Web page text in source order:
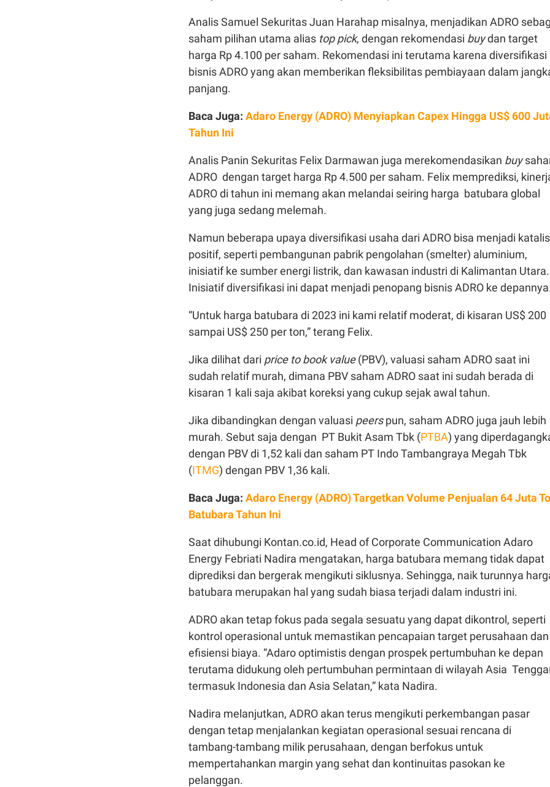
Analis Samuel Sekuritas Juan Harahap misalnya, menjadikan ADRO
saham pilihan utama alias top pick, dengan rekomendasi buydan target
harga Rp 4.100 per saham. Rekomendasi ini terutama karena diversifikasi
bisnis ADRO yang akan memberikan fleksibilitas pembiayaan dalam
panjang.
Baca Juga: Adaro Energy (ADRO) Menyiapkan Capex Hingga US$ 600
Tahun Ini
Analis Panin Sekuritas Felix Darmawan juga merekomendasikan buy
ADRO dengan target harga Rp 4.500 per saham. Felix memprediksi,
ADRO di tahun ini memang akan melandai seiring harga batubara global
yang juga sedang melemah.
Namun beberapa upaya diversifikasi usaha dari ADRO bisa menjadi katalis
positif, seperti pembangunan pabrik pengolahan (smelter) aluminium,
inisiatif ke sumber energi listrik, dan kawasan industri di Kalimantan Utara.
Inisiatif diversifikasi ini dapat menjadi penopang bisnis ADRO ke
“Untuk harga batubara di 2023 ini kami relatif moderat, di kisaran US$ 200
sampai US$ 250 per ton,” terang Felix.
Jika dilihat dari price to book value(PBV), valuasi saham ADRO saat ini
sudah relatif murah, dimana PBV saham ADRO saat ini sudah berada di
kisaran 1 kali saja akibat koreksi yang cukup sejak awal tahun.
Jika dibandingkan dengan valuasi peerspun, saham ADRO juga jauh lebih
murah. Sebut saja dengan PT Bukit Asam Tbk (PTBA) yang
dengan PBV di 1,52 kali dan saham PT Indo Tambangraya Megah Tbk
(ITMG) dengan PBV 1,36 kali.
Baca Juga: Adaro Energy (ADRO) Targetkan Volume Penjualan 64 Juta
Batubara Tahun Ini
Saat dihubungi Kontan.co.id, Head of Corporate Communication Adaro
Energy Febriati Nadira mengatakan, harga batubara memang tidak dapat
diprediksi dan bergerak mengikuti siklusnya. Sehingga, naik turunnya
batubara merupakan hal yang sudah biasa terjadi dalam industri ini.
ADRO akan tetap fokus pada segala sesuatu yang dapat dikontrol, seperti
kontrol operasional untuk memastikan pencapaian target perusahaan dan
efisiensi biaya. “Adaro optimistis dengan prospek pertumbuhan ke depan
terutama didukung oleh pertumbuhan permintaan di wilayah Asia
termasuk Indonesia dan Asia Selatan,” kata Nadira.
Nadira melanjutkan, ADRO akan terus mengikuti perkembangan pasar
dengan tetap menjalankan kegiatan operasional sesuai rencana di
tambang-tambang milik perusahaan, dengan berfokus untuk
mempertahankan margin yang sehat dan kontinuitas pasokan ke
pelanggan.